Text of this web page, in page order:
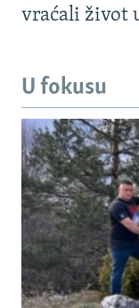
vraćali život
U fokusu